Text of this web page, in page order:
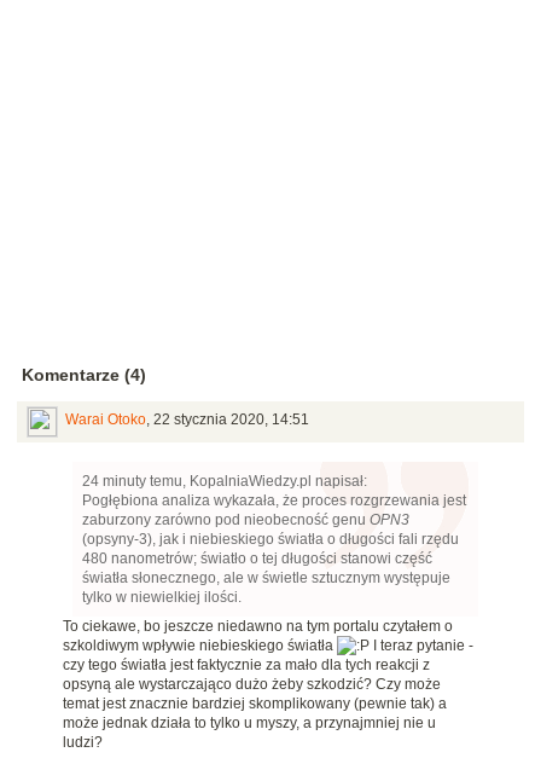
Komentarze (4)
Warai Otoko, 22 stycznia 2020, 14:51
24 minuty temu, KopalniaWiedzy.pl napisał:
Pogłębiona analiza wykazała, że proces rozgrzewania jest
zaburzony zarówno pod nieobecność genu OPN3
(opsyny-3), jak i niebieskiego światła o długości fali rzędu
480 nanometrów; światło o tej długości stanowi część
światła słonecznego, ale w świetle sztucznym występuje
tylko w niewielkiej ilości.
To ciekawe, bo jeszcze niedawno na tym portalu czytałem o
szkoldiwym wpływie niebieskiego światła
I teraz pytanie -
czy tego światła jest faktycznie za mało dla tych reakcji z
opsyną ale wystarczająco dużo żeby szkodzić? Czy może
temat jest znacznie bardziej skomplikowany (pewnie tak) a
może jednak działa to tylko u myszy, a przynajmniej nie u
ludzi?